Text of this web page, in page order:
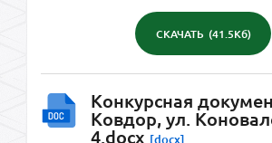
СКАЧАТЬ (41.5Кб)
Конкурсная
Ковдор, ул.
4.docx [docx]